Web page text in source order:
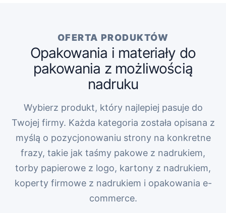
OFERTA PRODUKTÓW
Opakowania i materiały do
pakowania z możliwością
nadruku
Wybierz produkt, który najlepiej pasuje do
Twojej firmy. Każda kategoria została opisana z
myślą o pozycjonowaniu strony na konkretne
frazy, takie jak taśmy pakowe z nadrukiem,
torby papierowe z logo, kartony z nadrukiem,
koperty firmowe z nadrukiem i opakowania e-
commerce.